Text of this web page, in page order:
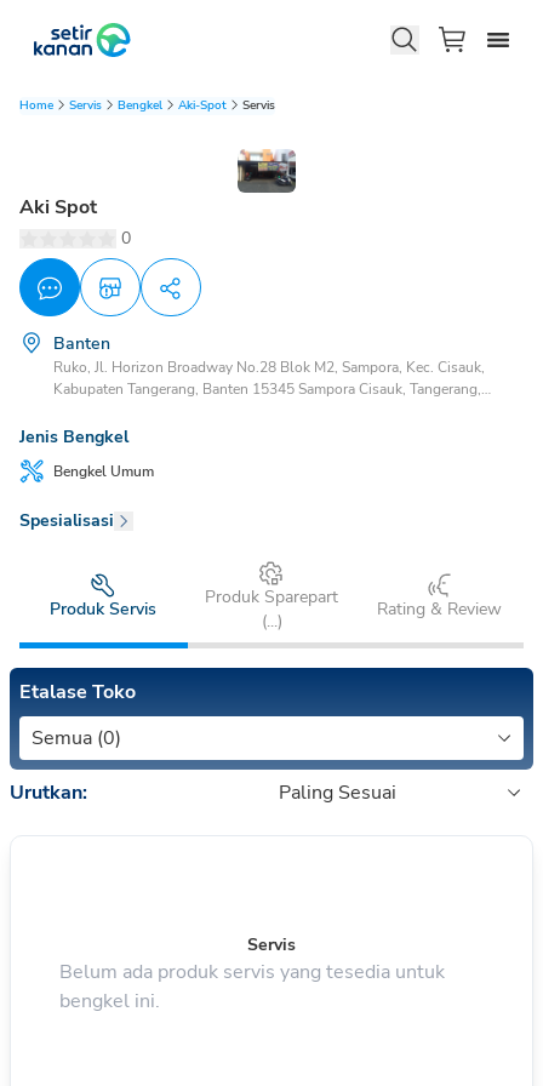
Home Servis Bengkel Aki-Spot Servis
Aki Spot
0
Banten
Ruko, Jl. Horizon Broadway No.28 Blok M2, Sampora, Kec. Cisauk,
Kabupaten Tangerang, Banten 15345 Sampora Cisauk, Tangerang,
Jenis Bengkel
Bengkel Umum
Spesialisasi
Produk Servis
Produk Sparepart
(...)
Rating & Review
Etalase Toko
Semua (0)
Urutkan: Paling Sesuai
Servis
Belum ada produk servis yang tesedia untuk
bengkel ini.